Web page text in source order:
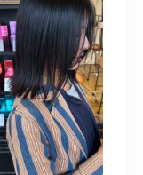
日月除く）
（日月除く）